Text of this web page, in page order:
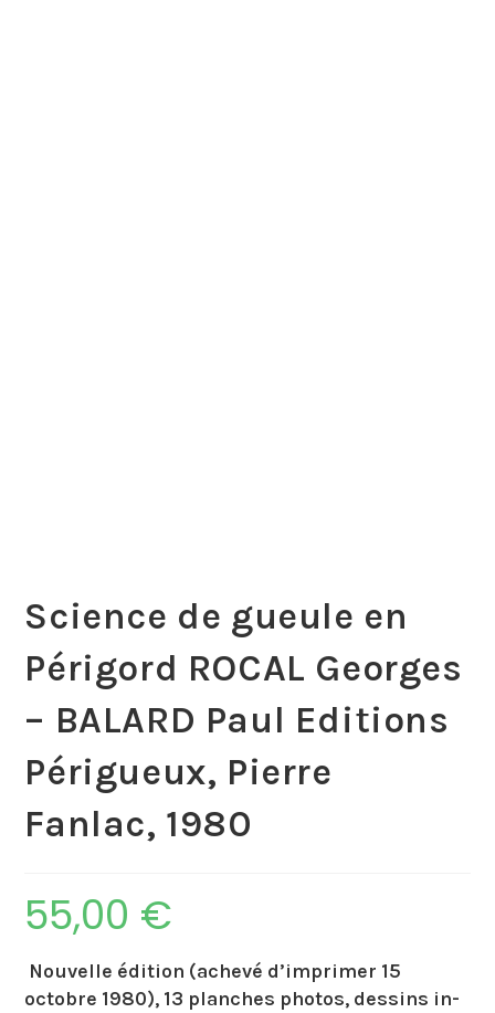
Science de gueule en
Périgord ROCAL Georges
– BALARD Paul Editions
Périgueux, Pierre
Fanlac, 1980
55,00 €
Nouvelle édition (achevé d’imprimer 15
octobre 1980), 13 planches photos, dessins in-